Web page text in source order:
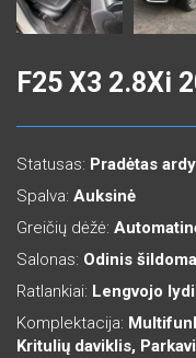
F25 X3 2.8Xi
Statusas: Pradėtas
Spalva: Auksinė
Greičių dėžė:
Salonas: Odinis
Ratlankiai: Lengvojo
Komplektacija:
Kritulių daviklis,